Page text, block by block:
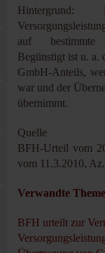
Hintergrund:
auf bestimmte
Begünstigt ist u. a.
GmbH-Anteils,
war und der
übernimmt.
Quelle
BFH-Urteil vom
vom 11.3.2010,
Verwandte
BFH urteilt zur